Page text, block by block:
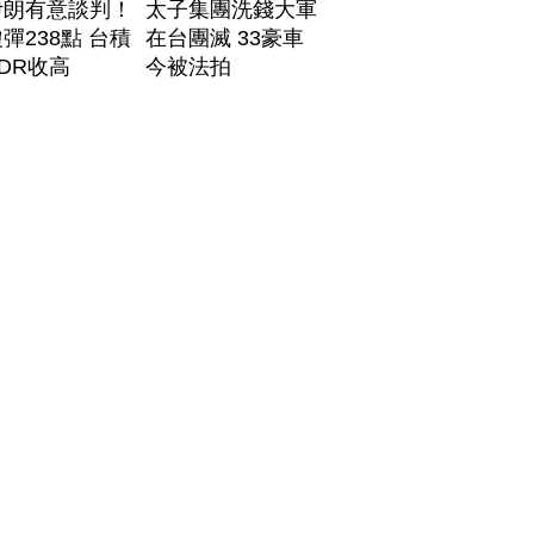
有意談判！
238點 台積
收高
太子集團洗錢大軍
在台團滅 33豪車
今被法拍